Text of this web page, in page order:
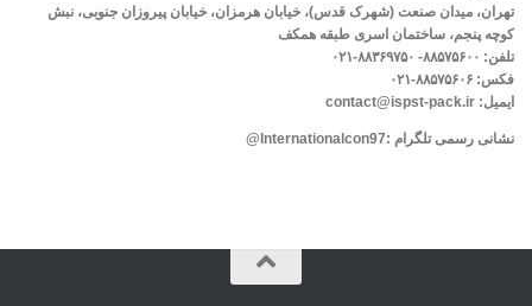
تهران، میدان صنعت (شهرک قدس)، خیابان هرمزان، خیابان پیروزان جنوبی، نبش
کوچه پنجم، ساختمان اسری طبقه همکف
تلفن: ۸۸۵۷۵۶۰۰- ۸۸۳۶۹۷۵۰-۰۲۱
فکس: ۸۸۵۷۵۶۰۶-۰۲۱
ایمیل: contact@ispst-pack.ir
نشانی رسمی تلگرام :Internationalcon97
@